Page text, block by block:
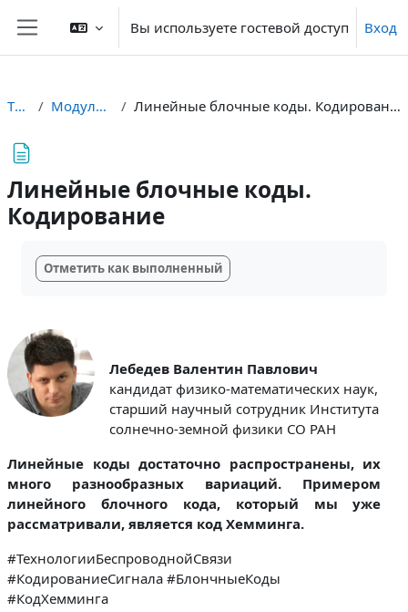
Перейти к основному содержанию
Боковая панель
Вы используете гостевой доступ Вход
ТБС Модуль 1 Линейные блочные коды. Кодирование
Линейные блочные коды.
Кодирование
Отметить как выполненный
Лебедев Валентин Павлович
кандидат физико-математических наук,
старший научный сотрудник Института
солнечно-земной физики СО РАН
Линейные коды достаточно распространены, их
много разнообразных вариаций. Примером
линейного блочного кода, который мы уже
рассматривали, является код Хемминга.
#ТехнологииБеспроводнойСвязи
#КодированиеСигнала #БлончныеКоды
#КодХемминга